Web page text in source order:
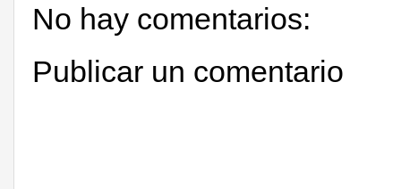
No hay comentarios:
Publicar un comentario